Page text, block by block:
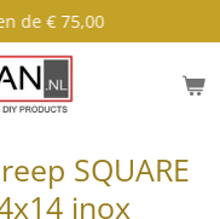
de € 75,00
SQUARE
inox